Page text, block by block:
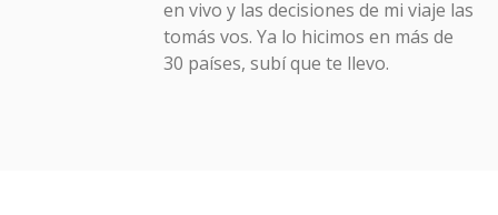
en vivo y las decisiones de mi viaje las
tomás vos. Ya lo hicimos en más de
30 países, subí que te llevo.